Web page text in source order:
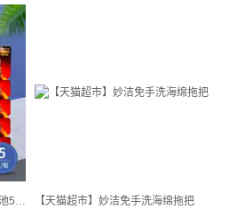
品质保证！南孚！聚能环碱性电池5号7号20粒装 【天猫超市】妙洁免手洗海绵拖把